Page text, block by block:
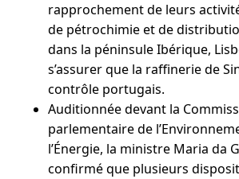
rapprochement de leurs
de pétrochimie et de
dans la péninsule Ibérique,
s’assurer que la raffinerie de
contrôle portugais.
Auditionnée devant la
parlementaire de
l’Énergie, la ministre Maria da
confirmé que plusieurs